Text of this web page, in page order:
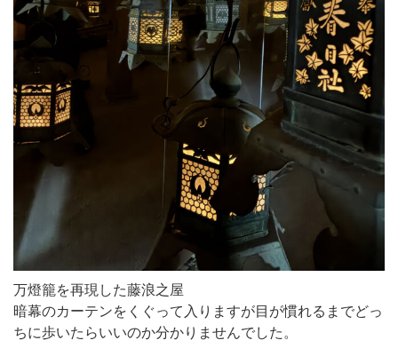
万燈籠を再現した藤浪之屋
暗幕のカーテンをくぐって入りますが目が慣れるまでどっ
ちに歩いたらいいのか分かりませんでした。